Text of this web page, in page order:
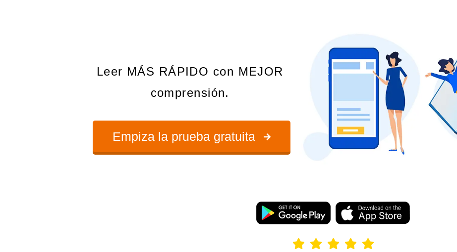
Leer MÁS RÁPIDO con MEJOR
comprensión.
Empiza la prueba gratuita